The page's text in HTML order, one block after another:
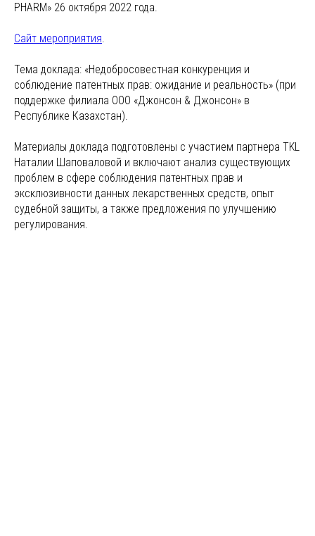
PHARM» 26 октября 2022 года.
Сайт мероприятия.
Тема доклада: «Недобросовестная конкуренция и
соблюдение патентных прав: ожидание и реальность» (при
поддержке филиала ООО «Джонсон & Джонсон» в
Республике Казахстан).
Материалы доклада подготовлены с участием партнера TKL
Наталии Шаповаловой и включают анализ существующих
проблем в сфере соблюдения патентных прав и
эксклюзивности данных лекарственных средств, опыт
судебной защиты, а также предложения по улучшению
регулирования.